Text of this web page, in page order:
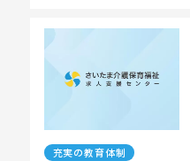
充実の教育体制